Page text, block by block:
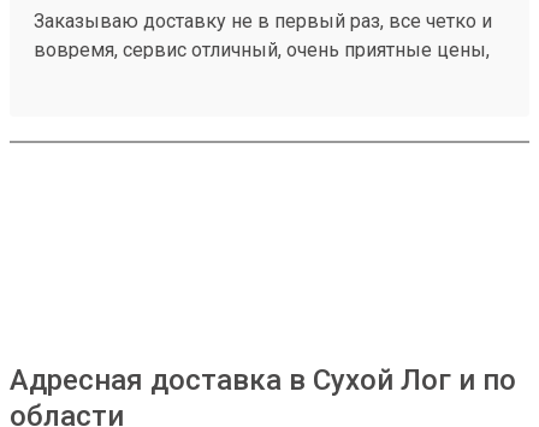
Заказываю доставку не в первый раз, все четко и
вовремя, сервис отличный, очень приятные цены,
Адресная доставка в Сухой Лог и по
области